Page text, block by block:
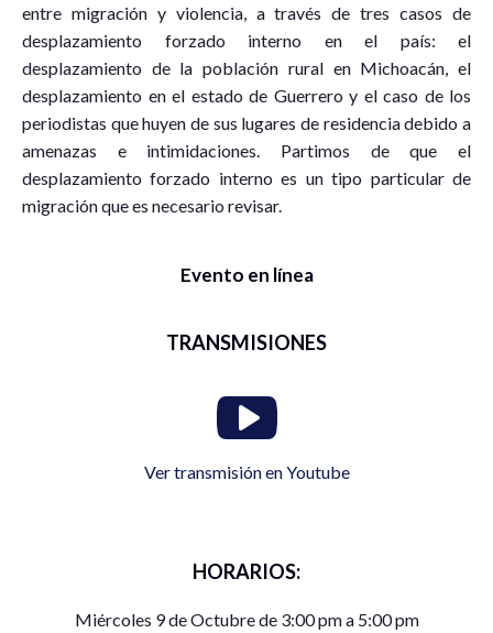
entre migración y violencia, a través de tres casos de
desplazamiento forzado interno en el país: el
desplazamiento de la población rural en Michoacán, el
desplazamiento en el estado de Guerrero y el caso de los
periodistas que huyen de sus lugares de residencia debido a
amenazas e intimidaciones. Partimos de que el
desplazamiento forzado interno es un tipo particular de
migración que es necesario revisar.
Evento en línea
TRANSMISIONES
Ver transmisión en Youtube
HORARIOS:
Miércoles 9 de Octubre de 3:00 pm a 5:00 pm